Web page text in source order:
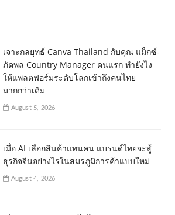
เจาะกลยุทธ์ Canva Thailand กับคุณ แม็กซ์-
ภัคพล Country Manager คนแรก ทำยังไง
ให้แพลตฟอร์มระดับโลกเข้าถึงคนไทย
มากกว่าเดิม
August 5, 2026
เมื่อ AI เลือกสินค้าแทนคน แบรนด์ไทยจะสู้
ธุรกิจจีนอย่างไรในสมรภูมิการค้าแบบใหม่
August 4, 2026